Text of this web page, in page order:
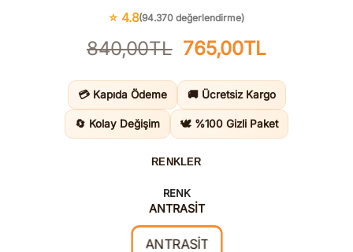
⭐ 4.8(94.370 değerlendirme)
840,00TL Orijinal
840,00TL.
765,00TLŞu
fiyat:
💳 Kapıda Ödeme 🚚 Ücretsiz Kargo
🔄 Kolay Değişim 🕊️ %100 Gizli Paket
RENKLER
RENK
ANTRASİT
ANTRASİT